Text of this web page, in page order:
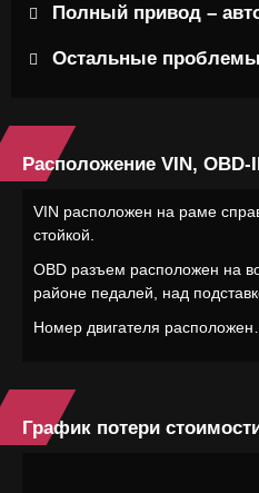
Полный привод –
Остальные проблемы
Расположение VIN, OBD-
VIN расположен на раме
стойкой.
OBD разъем расположен на
районе педалей, над
Номер двигателя расположен…
График потери